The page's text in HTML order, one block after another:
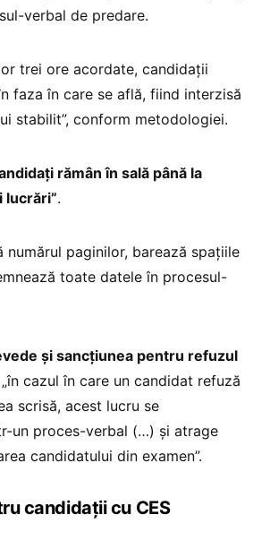
verbal de predare.
trei ore acordate, candidaţii
faza în care se află, fiind interzisă
stabilit”, conform metodologiei.
rămân în sală până la
lucrări”.
numărul paginilor, barează spațiile
toate datele în procesul-
și sancțiunea pentru refuzul
„în cazul în care un candidat refuză
scrisă, acest lucru se
un proces-verbal (…) și atrage
candidatului din examen”.
candidații cu CES